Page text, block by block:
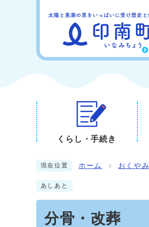
くらし・手続き
現在位置 ホーム おくやみ
あしあと
分骨・改葬